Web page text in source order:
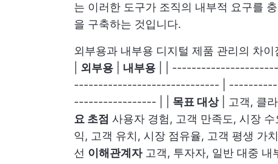
는 이러한 도구가 조직의 내부적 요구를
을 구축하는 것입니다.
외부용과 내부용 디지털 제품 관리의 차
외부용 내부용 | |
------------------------------ |
----------------- | | 목표 대상| 고객, 클라
요 초점 사용자 경험, 고객 만족도, 시장
익, 고객 유치, 시장 점유율, 고객 평생 가
선 이해관계자고객, 투자자, 일반 대중 내